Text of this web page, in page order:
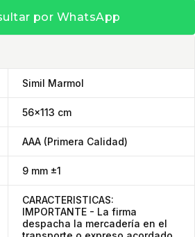
por WhatsApp
Simil Marmol
56x113 cm
AAA (Primera Calidad)
9 mm ±1
CARACTERISTICAS:
IMPORTANTE - La firma
despacha la mercadería en el